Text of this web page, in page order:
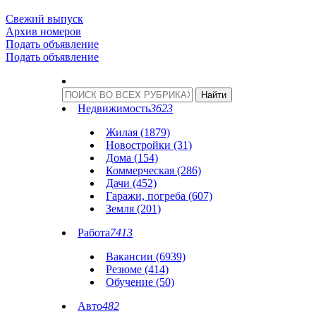
Свежий выпуск
Архив номеров
Подать объявление
Подать объявление
Недвижимость3623
Жилая (1879)
Новостройки (31)
Дома (154)
Коммерческая (286)
Дачи (452)
Гаражи, погреба (607)
Земля (201)
Работа7413
Вакансии (6939)
Резюме (414)
Обучение (50)
Авто482